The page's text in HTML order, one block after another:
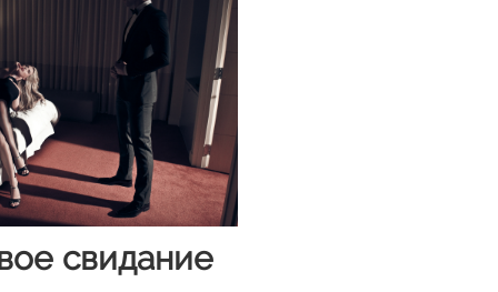
свидание